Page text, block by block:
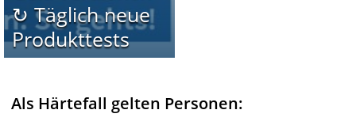
↻ Täglich neue
Produkttests
Als Härtefall gelten Personen: